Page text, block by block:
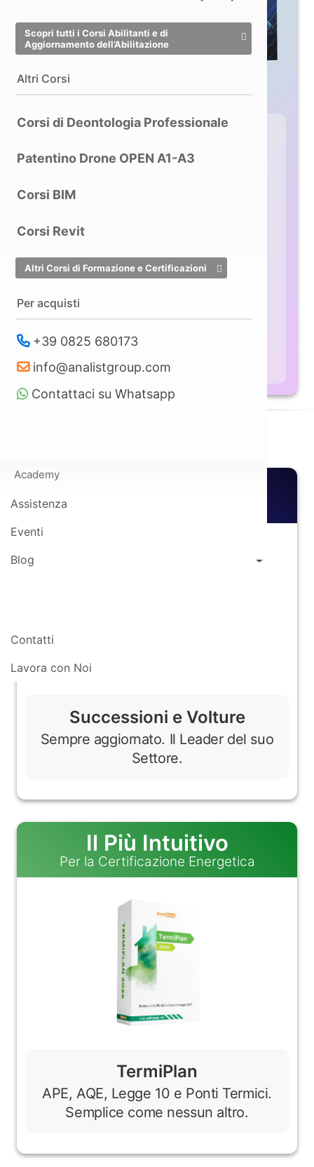
Scopri tutti i Corsi Abilitanti e di
Aggiornamento dell’Abilitazione
Altri Corsi
Corsi di Deontologia Professionale
Patentino Drone OPEN A1-A3
Corsi BIM
Corsi Revit
Altri Corsi di Formazione e Certificazioni
Per acquisti
+39 0825 680173
info@analistgroup.com
Contattaci su Whatsapp
Academy
Assistenza
Eventi
Blog
Contatti
Lavora con Noi
SLAM per i tuoi Maxi-
Progetti
con precisione RTK per Mappatura
3D in tempo reale.
A partire da
IVA
Successioni e Volture
Sempre aggiornato. Il Leader del suo
Settore.
Il Più Intuitivo
Per la Certificazione Energetica
TermiPlan
APE, AQE, Legge 10 e Ponti Termici.
Semplice come nessun altro.